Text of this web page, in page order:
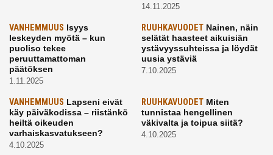
14.11.2025
VANHEMMUUS Isyys
leskeyden myötä – kun
puoliso tekee
peruuttamattoman
päätöksen
1.11.2025
RUUHKAVUODETNainen, näin
selätät haasteet aikuisiän
ystävyyssuhteissa ja löydät
uusia ystäviä
7.10.2025
VANHEMMUUS Lapseni eivät
käy päiväkodissa – riistänkö
heiltä oikeuden
varhaiskasvatukseen?
4.10.2025
RUUHKAVUODETMiten
tunnistaa hengellinen
väkivalta ja toipua siitä?
4.10.2025